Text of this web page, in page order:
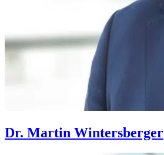
Dr. Martin Wintersberger